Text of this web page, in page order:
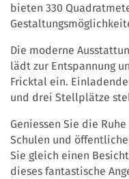
bieten 330
Die moderne
lädt zur Entspannung
Fricktal ein.
und drei Stellplätze
Geniessen Sie die
Schulen und
Sie gleich einen
dieses fantastische